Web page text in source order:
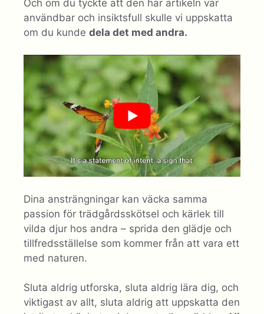
Och om du tyckte att den här artikeln var
användbar och insiktsfull skulle vi uppskatta
om du kunde dela det med andra.
Dina ansträngningar kan väcka samma
passion för trädgårdsskötsel och kärlek till
vilda djur hos andra – sprida den glädje och
tillfredsställelse som kommer från att vara ett
med naturen.
Sluta aldrig utforska, sluta aldrig lära dig, och
viktigast av allt, sluta aldrig att uppskatta den